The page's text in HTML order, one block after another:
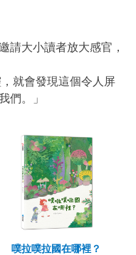
請大小讀者放大感官，
就會發現這個令人屏
們。」
噗拉噗拉國在哪裡？